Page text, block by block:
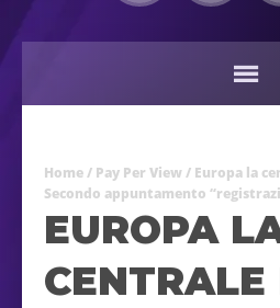
Home / Pay Per View / Europa la
Secondo appuntamento
EUROPA
CENTRALE